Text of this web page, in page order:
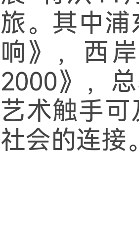
旅。其中
响》，西
2000》，
艺术触手
社会的连接